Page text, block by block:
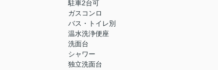
駐車2台可
ガスコンロ
バス・トイレ別
温水洗浄便座
洗面台
シャワー
独立洗面台